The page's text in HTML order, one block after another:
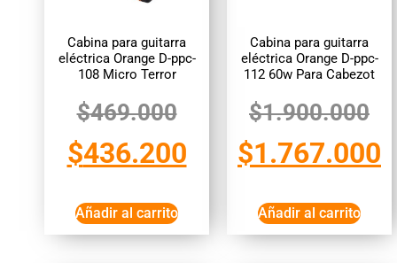
Cabina para guitarra
eléctrica Orange D-ppc-
108 Micro Terror
$469.000
$436.200
Añadir al carrito
Cabina para guitarra
eléctrica Orange D-ppc-
112 60w Para Cabezot
$1.900.000
$1.767.000
Añadir al carrito